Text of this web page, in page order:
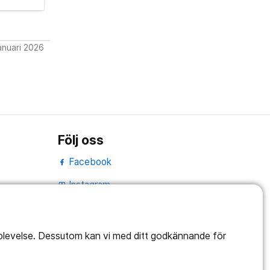
Dessutom kan vi med ditt godkännande för
2026
Följ oss
Facebook
portraitInstagram